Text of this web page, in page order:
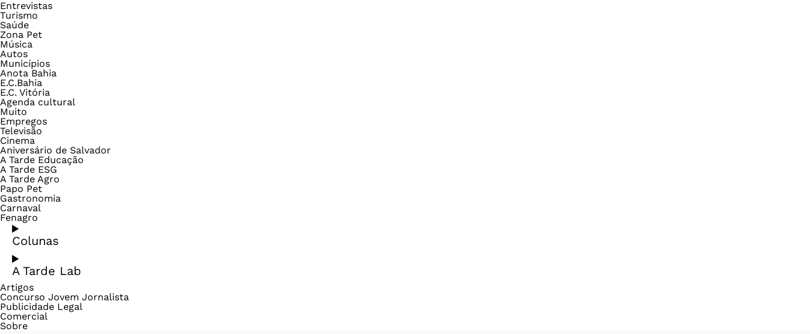
Entrevistas
Turismo
Saúde
Zona Pet
Música
Autos
Municípios
Anota Bahia
E.C.Bahia
E.C. Vitória
Agenda cultural
Muito
Empregos
Televisão
Cinema
Aniversário de Salvador
A Tarde Educação
A Tarde ESG
A Tarde Agro
Papo Pet
Gastronomia
Carnaval
Fenagro
Colunas
A Tarde Lab
Artigos
Concurso Jovem Jornalista
Publicidade Legal
Comercial
Sobre